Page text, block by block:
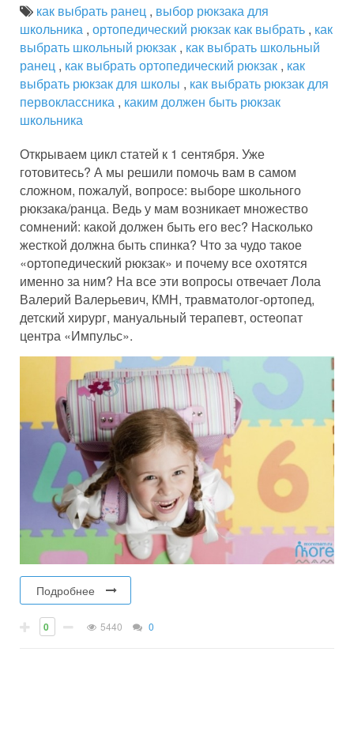
как выбрать ранец , выбор рюкзака для
школьника , ортопедический рюкзак как выбрать , как
выбрать школьный рюкзак , как выбрать школьный
ранец , как выбрать ортопедический рюкзак , как
выбрать рюкзак для школы , как выбрать рюкзак для
первоклассника , каким должен быть рюкзак
школьника
Открываем цикл статей к 1 сентября. Уже
готовитесь? А мы решили помочь вам в самом
сложном, пожалуй, вопросе: выборе школьного
рюкзака/ранца. Ведь у мам возникает множество
сомнений: какой должен быть его вес? Насколько
жесткой должна быть спинка? Что за чудо такое
«ортопедический рюкзак» и почему все охотятся
именно за ним? На все эти вопросы отвечает Лола
Валерий Валерьевич, КМН, травматолог-ортопед,
детский хирург, мануальный терапевт, остеопат
центра «Импульс».
Подробнее
0 5440 0